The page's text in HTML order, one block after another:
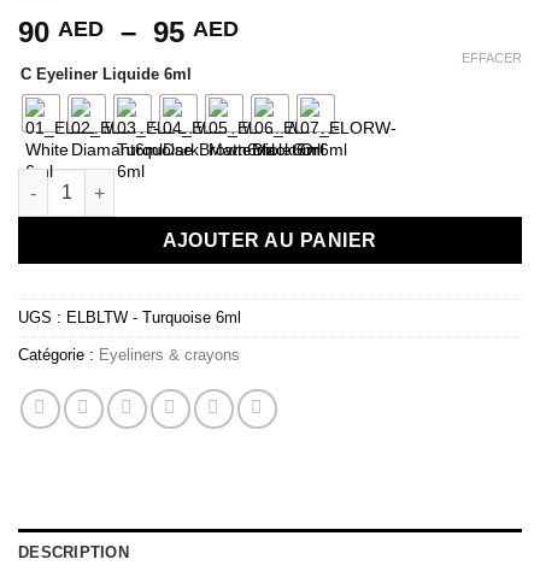
90 AED – 95 AEDPlage
prix :
90 AED
à
C Eyeliner Liquide 6ml
EFFACER
quantité de Eyeliner Liquide
AJOUTER AU PANIER
UGS : ELBLTW - Turquoise 6ml
Catégorie : Eyeliners & crayons
DESCRIPTION